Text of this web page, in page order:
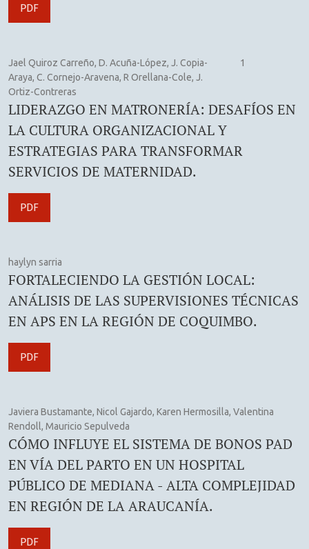
PDF
Jael Quiroz Carreño, D. Acuña-López, J. Copia-
Araya, C. Cornejo-Aravena, R Orellana-Cole, J.
Ortiz-Contreras
1
LIDERAZGO EN MATRONERÍA: DESAFÍOS EN
LA CULTURA ORGANIZACIONAL Y
ESTRATEGIAS PARA TRANSFORMAR
SERVICIOS DE MATERNIDAD.
PDF
haylyn sarria
FORTALECIENDO LA GESTIÓN LOCAL:
ANÁLISIS DE LAS SUPERVISIONES TÉCNICAS
EN APS EN LA REGIÓN DE COQUIMBO.
PDF
Javiera Bustamante, Nicol Gajardo, Karen Hermosilla, Valentina
Rendoll, Mauricio Sepulveda
CÓMO INFLUYE EL SISTEMA DE BONOS PAD
EN VÍA DEL PARTO EN UN HOSPITAL
PÚBLICO DE MEDIANA - ALTA COMPLEJIDAD
EN REGIÓN DE LA ARAUCANÍA.
PDF